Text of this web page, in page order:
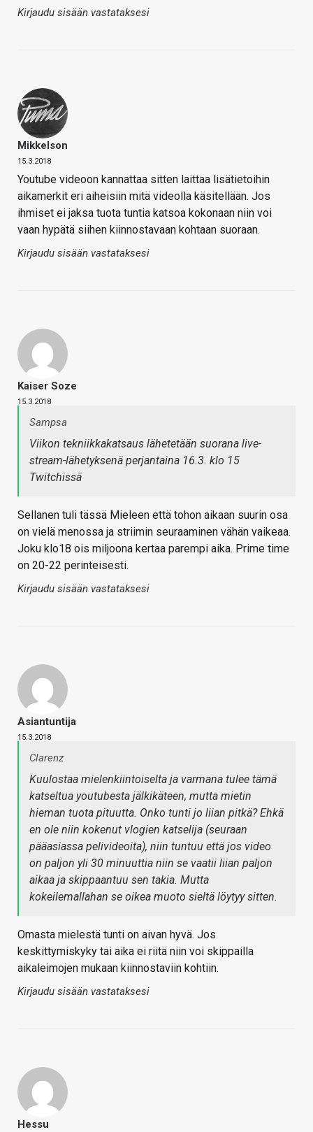
Kirjaudu sisään vastataksesi
Mikkelson
15.3.2018
Youtube videoon kannattaa sitten laittaa lisätietoihin
aikamerkit eri aiheisiin mitä videolla käsitellään. Jos
ihmiset ei jaksa tuota tuntia katsoa kokonaan niin voi
vaan hypätä siihen kiinnostavaan kohtaan suoraan.
Kirjaudu sisään vastataksesi
Kaiser Soze
15.3.2018
Sampsa
Viikon tekniikkakatsaus lähetetään suorana live-
stream-lähetyksenä perjantaina 16.3. klo 15
Twitchissä
Sellanen tuli tässä Mieleen että tohon aikaan suurin osa
on vielä menossa ja striimin seuraaminen vähän vaikeaa.
Joku klo18 ois miljoona kertaa parempi aika. Prime time
on 20-22 perinteisesti.
Kirjaudu sisään vastataksesi
Asiantuntija
15.3.2018
Clarenz
Kuulostaa mielenkiintoiselta ja varmana tulee tämä
katseltua youtubesta jälkikäteen, mutta mietin
hieman tuota pituutta. Onko tunti jo liian pitkä? Ehkä
en ole niin kokenut vlogien katselija (seuraan
pääasiassa pelivideoita), niin tuntuu että jos video
on paljon yli 30 minuuttia niin se vaatii liian paljon
aikaa ja skippaantuu sen takia. Mutta
kokeilemallahan se oikea muoto sieltä löytyy sitten.
Omasta mielestä tunti on aivan hyvä. Jos
keskittymiskyky tai aika ei riitä niin voi skippailla
aikaleimojen mukaan kiinnostaviin kohtiin.
Kirjaudu sisään vastataksesi
Hessu